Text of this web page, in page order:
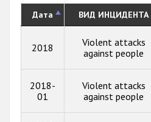
Дата ВИД ИНЦИДЕНТА
2018
Violent attacks
against people
2018-
01
Violent attacks
against people